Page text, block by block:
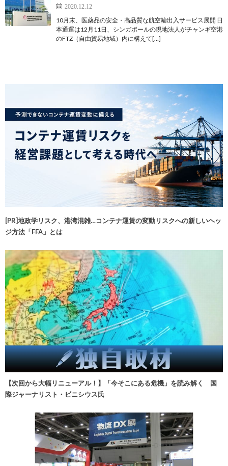
2020.12.12
10月末、医薬品の安全・高品質な航空輸出入サービス展開 日
本通運は12月11日、シンガポールの現地法人がチャンギ空港
のFTZ（自由貿易地域）内に構えて[…]
[PR]地政学リスク、港湾混雑…コンテナ運賃の変動リスクへの新しいヘッ
ジ方法「FFA」とは
【次回から大幅リニューアル！】「今そこにある危機」を読み解く 国
際ジャーナリスト・ビニシウス氏